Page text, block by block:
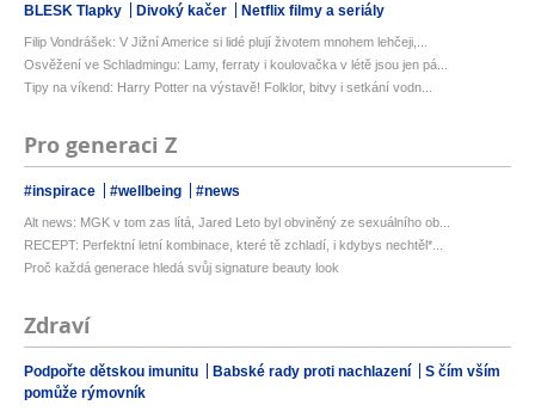
BLESK Tlapky Divoký kačer Netflix filmy a seriály
Filip Vondrášek: V Jižní Americe si lidé plují životem mnohem lehčeji,...
Osvěžení ve Schladmingu: Lamy, ferraty i koulovačka v létě jsou jen pá...
Tipy na víkend: Harry Potter na výstavě! Folklor, bitvy i setkání vodn...
Pro generaci Z
#inspirace #wellbeing #news
Alt news: MGK v tom zas lítá, Jared Leto byl obviněný ze sexuálního ob...
RECEPT: Perfektní letní kombinace, které tě zchladí, i kdybys nechtěl*...
Proč každá generace hledá svůj signature beauty look
Zdraví
Podpořte dětskou imunitu Babské rady proti nachlazení
S čím vším
pomůže rýmovník